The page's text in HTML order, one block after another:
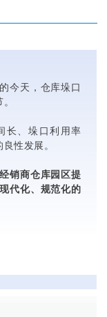
今天，仓库垛口
长、垛口利用率
性发展。
销商仓库园区提
代化、规范化的